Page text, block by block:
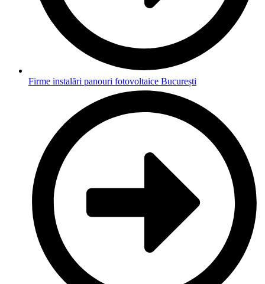
Firme instalări panouri fotovoltaice București